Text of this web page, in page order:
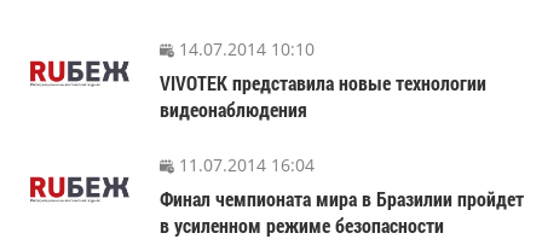
14.07.2014 10:10
VIVOTEK представила новые технологии
видеонаблюдения
11.07.2014 16:04
Финал чемпионата мира в Бразилии пройдет
в усиленном режиме безопасности